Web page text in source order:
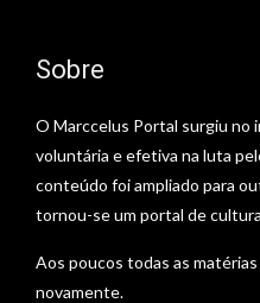
Sobre
O Marccelus Portal surgiu no
voluntária e efetiva na luta
conteúdo foi ampliado para
tornou-se um portal de
Aos poucos todas as
novamente.